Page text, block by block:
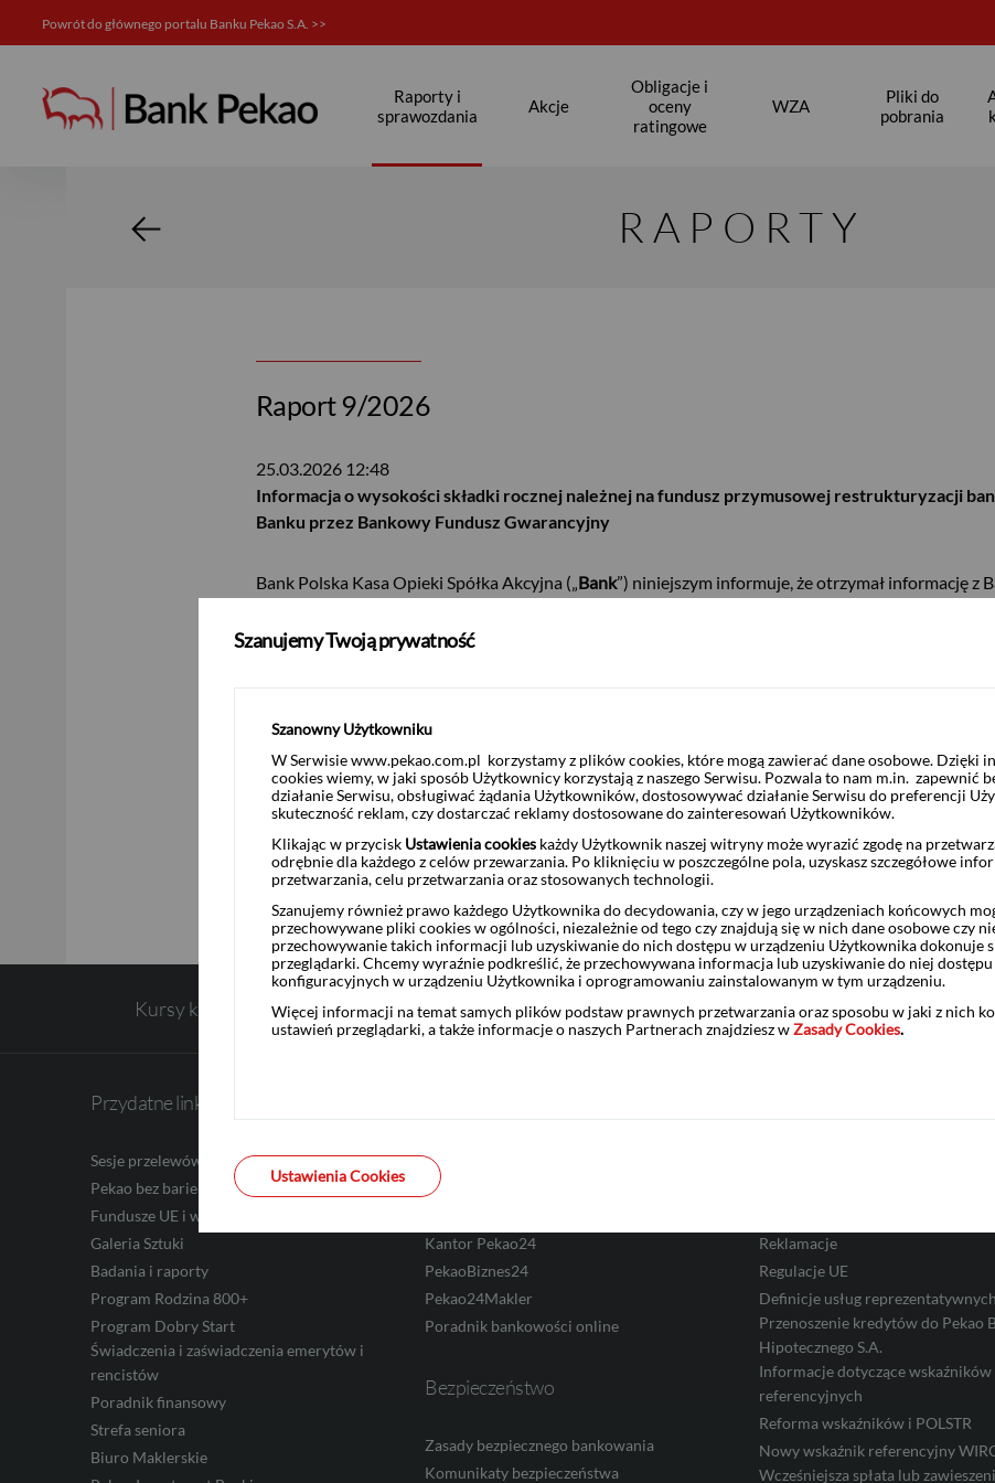
Powrót do głównego portalu Banku Pekao S.A. >>
Raporty i
sprawozdania
Akcje
Obligacje i
oceny
ratingowe
WZA
Pliki do
pobrania
Relacje inwestorskie
RAPORTY
Raport 9/2026
25.03.2026 12:48
Informacja o wysokości składki rocznej należnej na fundusz przymusowej restrukturyzacji
Banku przez Bankowy Fundusz Gwarancyjny
Bank Polska Kasa Opieki Spółka Akcyjna („Bank”) niniejszym informuje, że otrzymał informację z
banków należnej za 2026 r. z uwzględnieniem wysokości korekty składki za 2025 r.
Powyższa kwota zostanie zaksięgowana w ciężar kosztów Banku dotyczących pierwszego
Podstawa prawna: Art. 17 ust. 1 MAR - informacja poufna
Kursy kupna walut
USD
EUR
GBP
AED
Zastrzeż kartę Placówki i bankomaty
Przydatne linki
Sesje przelewów
Pekao bez barier
Fundusze UE i wyszukiwarka dotacji
Galeria Sztuki
Badania i raporty
Program Rodzina 800+
Program Dobry Start
Świadczenia i zaświadczenia emerytów i
rencistów
Poradnik finansowy
Strefa seniora
Biuro Maklerskie
Aplikacja PeoPay
Serwis Pekao24
Kantor Pekao24
PekaoBiznes24
Pekao24Makler
Poradnik bankowości online
Bezpieczeństwo
Zasady bezpiecznego bankowania
Komunikaty bezpieczeństwa
Reklamacje
Regulacje UE
Definicje usług reprezentatywnych
Przenoszenie kredytów do Pekao
Hipotecznego S.A.
Informacje dotyczące wskaźników
referencyjnych
Reforma wskaźników i POLSTR
Nowy wskaźnik referencyjny
Wcześniejsza spłata lub
Szanujemy Twoją prywatność
Szanowny Użytkowniku
W Serwisie www.pekao.com.pl korzystamy z plików cookies, które mogą zawierać dane osobowe. Dzięki
cookies wiemy, w jaki sposób Użytkownicy korzystają z naszego Serwisu. Pozwala to nam m.in. zapewnić
działanie Serwisu, obsługiwać żądania Użytkowników, dostosowywać działanie Serwisu do preferencji
skuteczność reklam, czy dostarczać reklamy dostosowane do zainteresowań Użytkowników.
Klikając w przycisk Ustawienia cookies każdy Użytkownik naszej witryny może wyrazić zgodę na
odrębnie dla każdego z celów przewarzania. Po kliknięciu w poszczególne pola, uzyskasz szczegółowe
przetwarzania, celu przetwarzania oraz stosowanych technologii.
Szanujemy również prawo każdego Użytkownika do decydowania, czy w jego urządzeniach końcowych
przechowywane pliki cookies w ogólności, niezależnie od tego czy znajdują się w nich dane osobowe czy
przechowywanie takich informacji lub uzyskiwanie do nich dostępu w urządzeniu Użytkownika dokonuje
przeglądarki. Chcemy wyraźnie podkreślić, że przechowywana informacja lub uzyskiwanie do niej
konfiguracyjnych w urządzeniu Użytkownika i oprogramowaniu zainstalowanym w tym urządzeniu.
Więcej informacji na temat samych plików podstaw prawnych przetwarzania oraz sposobu w jaki z nich
ustawień przeglądarki, a także informacje o naszych Partnerach znajdziesz wZasady Cookies.
Ustawienia Cookies